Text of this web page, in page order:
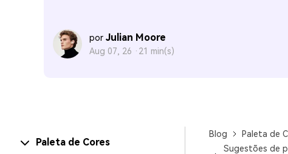
por Julian Moore
Aug 07, 26 · 21 min(s)
Paleta de Cores
Blog
Paleta de
Sugestões de